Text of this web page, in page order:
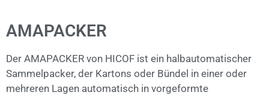
AMAPACKER
Der AMAPACKER von HICOF ist ein halbautomatischer
Sammelpacker, der Kartons oder Bündel in einer oder
mehreren Lagen automatisch in vorgeformte